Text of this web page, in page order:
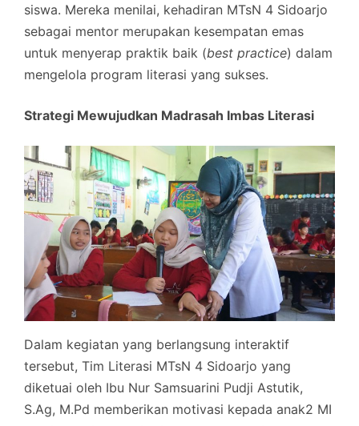
siswa. Mereka menilai, kehadiran MTsN 4 Sidoarjo
sebagai mentor merupakan kesempatan emas
untuk menyerap praktik baik (best practice) dalam
mengelola program literasi yang sukses.
Strategi Mewujudkan Madrasah Imbas Literasi
Dalam kegiatan yang berlangsung interaktif
tersebut, Tim Literasi MTsN 4 Sidoarjo yang
diketuai oleh Ibu Nur Samsuarini Pudji Astutik,
S.Ag, M.Pd memberikan motivasi kepada anak2 MI